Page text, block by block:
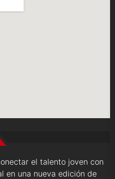
el talento joven con
en una nueva edición de